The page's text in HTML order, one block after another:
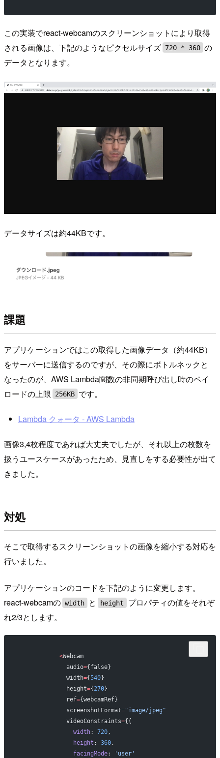
この実装でreact-webcamのスクリーンショットにより取得
される画像は、下記のようなピクセルサイズ 720 * 360 の
データとなります。
データサイズは約44KBです。
課題
アプリケーションではこの取得した画像データ（約44KB）
をサーバーに送信するのですが、その際にボトルネックと
なったのが、AWS Lambda関数の非同期呼び出し時のペイ
ロードの上限
256KB です。
Lambda クォータ - AWS Lambda
画像3,4枚程度であれば大丈夫でしたが、それ以上の枚数を
扱うユースケースがあったため、見直しをする必要性が出て
きました。
対処
そこで取得するスクリーンショットの画像を縮小する対応を
行いました。
アプリケーションのコードを下記のように変更します。
react-webcamの width と height
プロパティの値をそれぞ
れ2/3とします。
            <
Webcam
              audio
={false}
              width
={540}
              height
={ 270}
              ref
={webcamRef}
              screenshotFormat
="image/jpeg"
              videoConstraints
={{
                width
: 720,
                height
: 360,
                facingMode
:
'user'